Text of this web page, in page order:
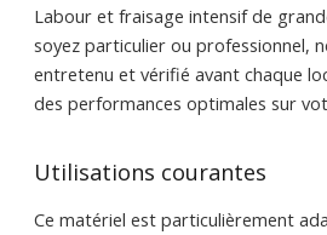
Labour et fraisage intensif de
soyez particulier ou professionnel,
entretenu et vérifié avant chaque
des performances optimales sur
Utilisations courantes
Ce matériel est particulièrement